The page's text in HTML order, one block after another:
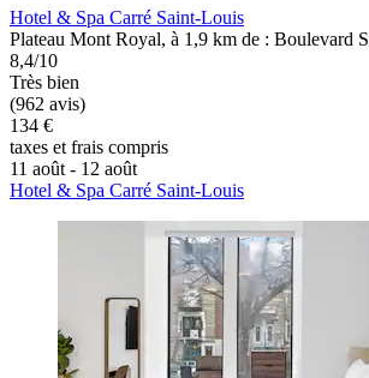
Hotel & Spa Carré Saint-Louis
Plateau Mont Royal, à 1,9 km de : Boulevard
8,4/10
Très bien
(962 avis)
134 €
taxes et frais compris
11 août - 12 août
Hotel & Spa Carré Saint-Louis